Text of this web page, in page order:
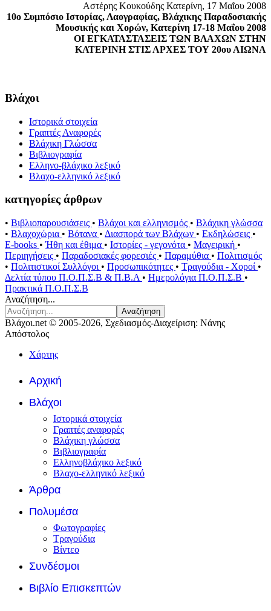
Αστέρης Κουκούδης Κατερίνη, 17 Μαΐου 2008
10ο Συμπόσιο Ιστορίας, Λαογραφίας, Βλάχικης Παραδοσιακής
Μουσικής και Χορών, Κατερίνη 17-18 Μαΐου 2008
ΟΙ ΕΓΚΑΤΑΣΤΑΣΕΙΣ ΤΩΝ ΒΛΑΧΩΝ ΣΤΗΝ
ΚΑΤΕΡΙΝΗ ΣΤΙΣ ΑΡΧΕΣ ΤΟΥ 20ου ΑΙΩΝΑ
Βλάχοι
Ιστορικά στοιχεία
Γραπτές Αναφορές
Βλάχικη Γλώσσα
Βιβλιογραφία
Ελληνο-βλάχικο λεξικό
Βλαχο-ελληνικό λεξικό
κατηγορίες άρθρων
• Βιβλιοπαρουσιάσεις • Βλάχοι και ελληνισμός • Βλάχικη γλώσσα
• Βλαχοχώρια • Βότανα • Διασπορά των Βλάχων • Εκδηλώσεις •
E-books •Ήθη και έθιμα • Ιστορίες - γεγονότα • Μαγειρική •
Περιηγήσεις • Παραδοσιακές φορεσιές • Παραμύθια • Πολιτισμός
• Πολιτιστικοί Συλλόγοι • Προσωπικότητες • Τραγούδια - Χοροί •
Δελτία τύπου Π.Ο.Π.Σ.Β & Π.Β.Α • Ημερολόγια Π.Ο.Π.Σ.Β •
Πρακτικά Π.Ο.Π.Σ.Β
Αναζήτηση...
Αναζήτηση
Βλάχοι.net © 2005-2026, Σχεδιασμός-Διαχείριση: Νάνης
Απόστολος
Χάρτης
Αρχική
Βλάχοι
Ιστορικά στοιχεία
Γραπτές αναφορές
Βλάχικη γλώσσα
Βιβλιογραφία
Ελληνοβλάχικο λεξικό
Βλαχο-ελληνικό λεξικό
Άρθρα
Πολυμέσα
Φωτογραφίες
Τραγούδια
Βίντεο
Συνδέσμοι
Βιβλίο Επισκεπτών